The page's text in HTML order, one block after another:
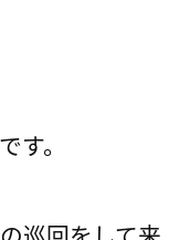
す。